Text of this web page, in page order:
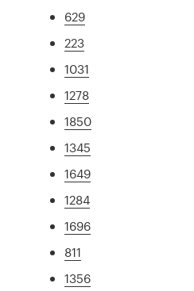
629
223
1031
1278
1850
1345
1649
1284
1696
811
1356